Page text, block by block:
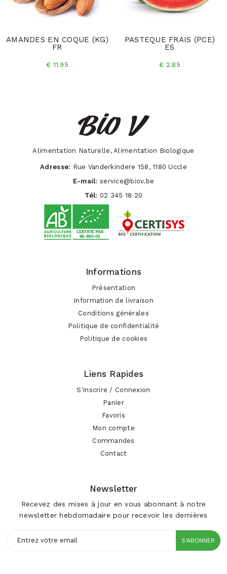
AMANDES EN COQUE (KG)
FR
€ 11.95
PASTEQUE FRAIS (PCE)
ES
€ 2.85
Alimentation Naturelle, Alimentation Biologique
Adresse: Rue Vanderkindere 158, 1180 Uccle
E-mail: service@biov.be
Tél: 02 345 18 20
Informations
Présentation
Information de livraison
Conditions générales
Politique de confidentialité
Politique de cookies
Liens Rapides
S'inscrire / Connexion
Panier
Favoris
Mon compte
Commandes
Contact
Newsletter
Recevez des mises à jour en vous abonnant à notre
newsletter hebdomadaire pour recevoir les dernières
S'ABONNER